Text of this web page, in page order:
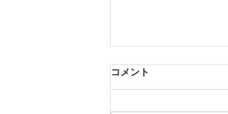
コメント